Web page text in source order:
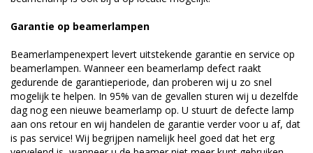
Garantie op beamerlampen
Beamerlampenexpert levert uitstekende garantie en service op
beamerlampen. Wanneer een beamerlamp defect raakt
gedurende de garantieperiode, dan proberen wij u zo snel
mogelijk te helpen. In 95% van de gevallen sturen wij u dezelfde
dag nog een nieuwe beamerlamp op. U stuurt de defecte lamp
aan ons retour en wij handelen de garantie verder voor u af, dat
is pas service! Wij begrijpen namelijk heel goed dat het erg